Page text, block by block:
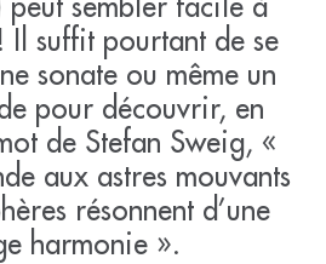
Il suffit pourtant de se
sonate ou même un
pour découvrir, en
de Stefan Sweig, «
aux astres mouvants
résonnent d’une
harmonie ».